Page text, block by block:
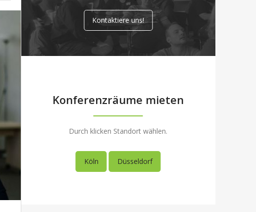
Kontaktiere uns!
Konferenzräume mieten
Durch klicken Standort wählen.
Köln Düsseldorf